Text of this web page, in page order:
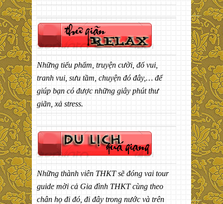
Những tiểu phẩm, truyện cười, đố vui,
tranh vui, sưu tầm, chuyện đó đây,… để
giúp bạn có được những giây phút thư
giãn, xả stress.
Những thành viên THKT sẽ đóng vai tour
guide mời cả Gia đình THKT cùng theo
chân họ đi đó, đi đây trong nước và trên